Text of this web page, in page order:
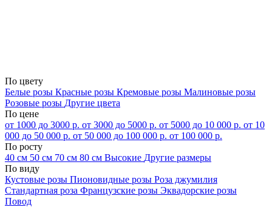
По цвету
Белые розы Красные розы Кремовые розы Малиновые розы
Розовые розы Другие цвета
По цене
от 1000 до 3000 р. от 3000 до 5000 р. от 5000 до 10 000 р. от 10
000 до 50 000 р. от 50 000 до 100 000 р. от 100 000 р.
По росту
40 см 50 см 70 см 80 см Высокие Другие размеры
По виду
Кустовые розы Пионовидные розы Роза джумилия
Стандартная роза Французские розы Эквадорские розы
Повод